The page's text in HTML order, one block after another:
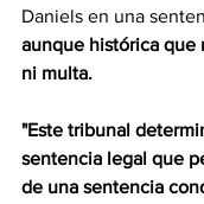
Daniels en una
aunque histórica que
ni multa.
"Este tribunal
sentencia legal que
de una sentencia